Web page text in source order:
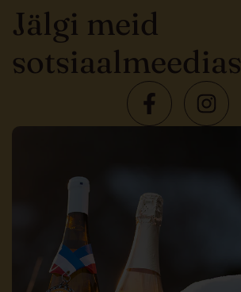
Jälgi meid
sotsiaalmeedias